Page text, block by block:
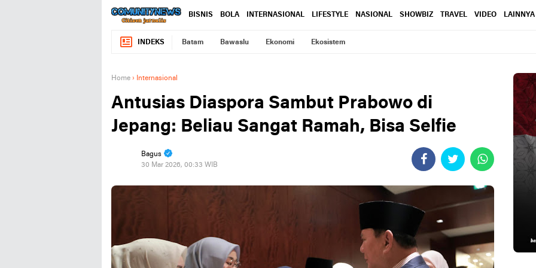
BISNIS BOLA INTERNASIONAL LIFESTYLE NASIONAL SHOWBIZ TRAVEL VIDEO LAINNYA
INDEKS Batam Bawaslu Ekonomi Ekosistem
Home › Internasional
Antusias Diaspora Sambut Prabowo di
Jepang: Beliau Sangat Ramah, Bisa Selfie
Bagus
30 Mar 2026, 00:33 WIB